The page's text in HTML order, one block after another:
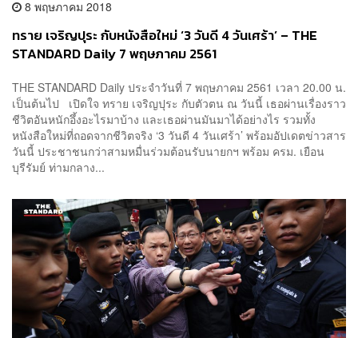
8 พฤษภาคม 2018
ทราย เจริญปุระ กับหนังสือใหม่ ‘3 วันดี 4 วันเศร้า’ – THE
STANDARD Daily 7 พฤษภาคม 2561
THE STANDARD Daily ประจำวันที่ 7 พฤษภาคม 2561 เวลา 20.00 น.
เป็นต้นไป เปิดใจ ทราย เจริญปุระ กับตัวตน ณ วันนี้ เธอผ่านเรื่องราว
ชีวิตอันหนักอึ้งอะไรมาบ้าง และเธอผ่านมันมาได้อย่างไร รวมทั้ง
หนังสือใหม่ที่ถอดจากชีวิตจริง ‘3 วันดี 4 วันเศร้า’ พร้อมอัปเดตข่าวสาร
วันนี้ ประชาชนกว่าสามหมื่นร่วมต้อนรับนายกฯ พร้อม ครม. เยือน
บุรีรัมย์ ท่ามกลาง...